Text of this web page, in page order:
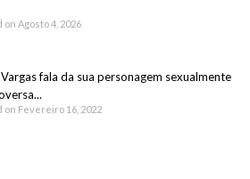
on Agosto 4, 2026
fala da sua personagem sexualmente
on Fevereiro 16, 2022